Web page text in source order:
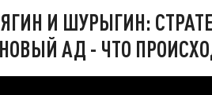
И ШУРЫГИН:
АД - ЧТО